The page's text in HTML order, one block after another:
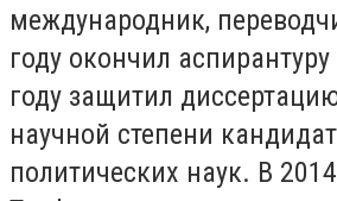
международник,
году окончил
году защитил
научной степени
политических наук. В